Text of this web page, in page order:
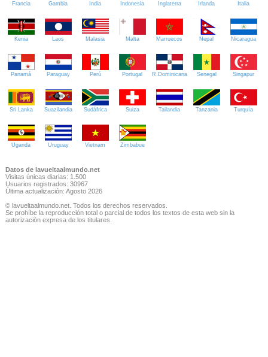
Francia Gambia India Indonesia Inglaterra Irlanda Italia
Kenia Laos Malasia Malta Marruecos Nepal Nicaragua
Panamá Paraguay Perú Portugal R.Dominicana Senegal Singapur
Sri Lanka Suazilandia Sudáfrica Suiza Tailandia Tanzania Turquía
Uganda Uruguay Vietnam Zimbabue
Datos de lavueltaalmundo.net
Visitas únicas diarias: 1.500
Usuarios registrados: 30967
Última actualización: Agosto 2026
© lavueltaalmundo.net. Todos los derechos reservados.
Se prohíbe la reproducción total o parcial de todos los textos de esta web sin la
autorización expresa de los titulares.